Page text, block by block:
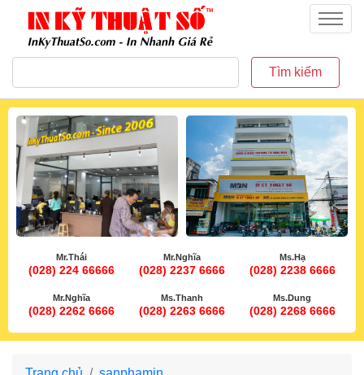
inkythuatso.com
Menu
Tìm kiếm
Mr.Thái
(028) 224 66666
Mr.Nghĩa
(028) 2237 6666
Ms.Hạ
(028) 2238 6666
Mr.Nghĩa
(028) 2262 6666
Ms.Thanh
(028) 2263 6666
Ms.Dung
(028) 2268 6666